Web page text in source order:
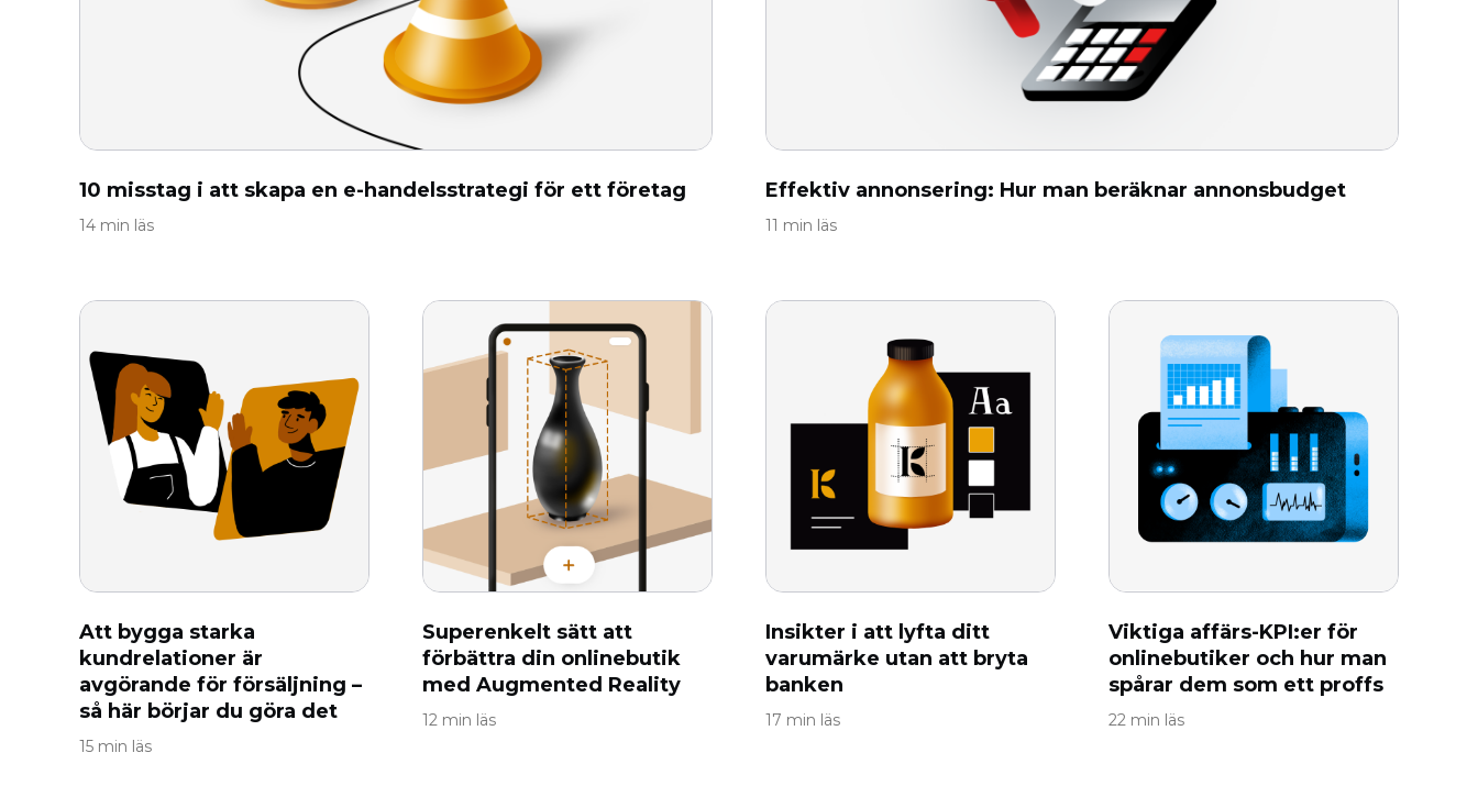
10 misstag i att skapa en e-handelsstrategi för ett företag
14 min läs
Effektiv annonsering: Hur man beräknar annonsbudget
11 min läs
Att bygga starka
kundrelationer är
avgörande för försäljning –
så här börjar du göra det
15 min läs
Superenkelt sätt att
förbättra din onlinebutik
med Augmented Reality
12 min läs
Insikter i att lyfta ditt
varumärke utan att bryta
banken
17 min läs
Viktiga affärs-KPI:er för
onlinebutiker och hur man
spårar dem som ett proffs
22 min läs